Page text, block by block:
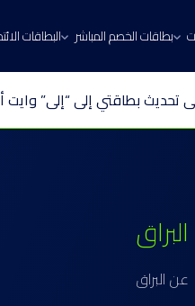
بطاقات الخصم المباشر البطاقات
بطاقتي إلى “إلى” وايت
البراق
عن البراق